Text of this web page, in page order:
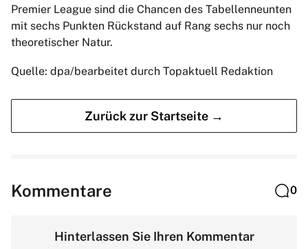
Premier League sind die Chancen des Tabellenneunten
mit sechs Punkten Rückstand auf Rang sechs nur noch
theoretischer Natur.
Quelle: dpa/bearbeitet durch Topaktuell Redaktion
Zurück zur Startseite →
Kommentare 0
Hinterlassen Sie Ihren Kommentar